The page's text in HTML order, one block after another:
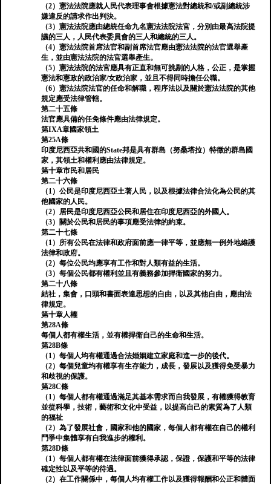
（2）憲法法院應就人民代表理事會根據憲法對總統和/或副總統涉
嫌違反的請求作出判決。
（3）憲法法院應由總統任命九名憲法法院法官，分別由最高法院提
議的三人，人民代表委員會的三人和總統的三人。
（4）憲法法院首席法官和副首席法官應由憲法法院的法官選舉產
生，並由憲法法院的法官選舉產生。
（5）憲法法院的法官應具有正直和無可挑剔的人格，公正，是掌握
憲法和憲政的政治家/女政治家，並且不得同時擔任公職。
（6）憲法法院法官的任命和解職，程序法以及關於憲法法院的其他
規定應受法律管轄。
第二十五條
法官應具備的任免條件應由法律規定。
第IXA章國家領土
第25A條
印度尼西亞共和國的State邦是具有群島（努桑塔拉）特徵的群島國
家，其領土和權利應由法律規定。
第十章市民和居民
第二十六條
（1）公民是印度尼西亞土著人民，以及根據法律合法化為公民的其
他國家的人民。
（2）居民是印度尼西亞公民和居住在印度尼西亞的外國人。
（3）關於公民和居民的事項應受法律的約束。
第二十七條
（1）所有公民在法律和政府面前應一律平等，並應無一例外地維護
法律和政府。
（2）每位公民均應享有工作和對人類有益的生活。
（3）每個公民都有權利並且有義務參加捍衛國家的努力。
第二十八條
結社，集會，口頭和書面表達思想的自由，以及其他自由，應由法
律規定。
第十章人權
第28A條
每個人都有權生活，並有權捍衛自己的生命和生活。
第28B條
（1）每個人均有權通過合法婚姻建立家庭和進一步的後代。
（2）每個兒童均有權享有生存能力，成長，發展以及獲得免受暴力
和歧視的保護。
第28C條
（1）每個人都有權通過滿足其基本需求而自我發展，有權獲得教育
並從科學，技術，藝術和文化中受益，以提高自己的素質為了人類
的福祉
（2）為了發展社會，國家和他的國家，每個人都有權在自己的權利
鬥爭中集體享有自我進步的權利。
第28D條
（1）每個人都有權在法律面前獲得承認，保證，保護和平等的法律
確定性以及平等的待遇。
（2）在工作關係中，每個人均有權工作以及獲得報酬和公正和體面